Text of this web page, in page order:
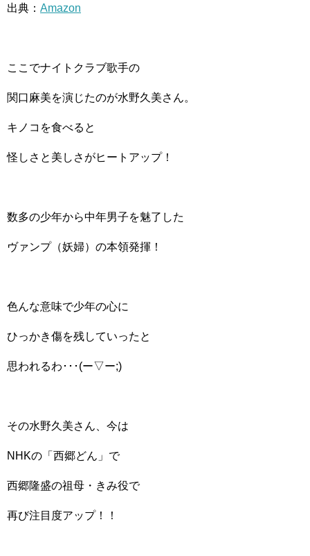
出典： Amazon
ここでナイトクラブ歌手の
関口麻美を演じたのが水野久美さん。
キノコを食べると
怪しさと美しさがヒートアップ！
数多の少年から中年男子を魅了した
ヴァンプ（妖婦）の本領発揮！
色んな意味で少年の心に
ひっかき傷を残していったと
思われるわ･･･(ー▽ー;)
その水野久美さん、今は
NHKの「西郷どん」で
西郷隆盛の祖母・きみ役で
再び注目度アップ！！